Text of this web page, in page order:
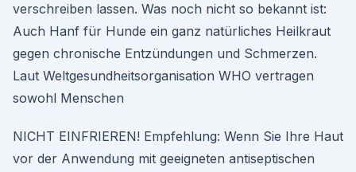
verschreiben lassen. Was noch nicht so bekannt ist:
Auch Hanf für Hunde ein ganz natürliches Heilkraut
gegen chronische Entzündungen und Schmerzen.
Laut Weltgesundheitsorganisation WHO vertragen
sowohl Menschen
NICHT EINFRIEREN! Empfehlung: Wenn Sie Ihre Haut
vor der Anwendung mit geeigneten antiseptischen